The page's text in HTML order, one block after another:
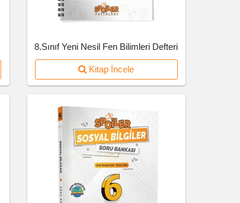
8.Sınıf Yeni Nesil Fen Bilimleri Defteri
Kitap İncele